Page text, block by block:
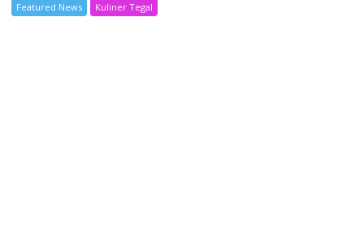
Featured News Kuliner Tegal